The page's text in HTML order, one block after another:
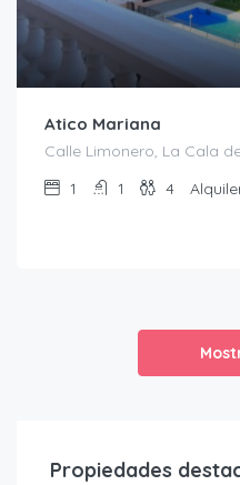
Atico Mariana
1
1 4
Propiedades